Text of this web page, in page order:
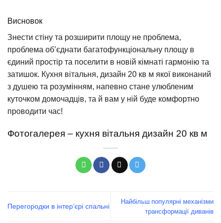
Висновок
Знести стіну та розширити площу не проблема,
проблема об’єднати багатофункціональну площу в
єдиний простір та поселити в новій кімнаті гармонію та
затишок. Кухня вітальня, дизайн 20 кв м якої виконаний
з душею та розумінням, напевно стане улюбленим
куточком домочадців, та й вам у ній буде комфортно
проводити час!
Фотогалерея – кухня вітальня дизайн 20 кв м
Перегородки в інтер’єрі спальні
Найбільш популярні механізми
трансформації диванів